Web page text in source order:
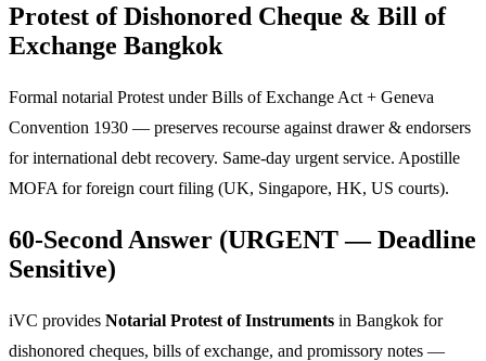
Protest of Dishonored Cheque & Bill of
Exchange Bangkok
Formal notarial Protest under Bills of Exchange Act + Geneva
Convention 1930 — preserves recourse against drawer & endorsers
for international debt recovery. Same-day urgent service. Apostille
MOFA for foreign court filing (UK, Singapore, HK, US courts).
60-Second Answer (URGENT — Deadline
Sensitive)
iVC provides Notarial Protest of Instruments in Bangkok for
dishonored cheques, bills of exchange, and promissory notes —